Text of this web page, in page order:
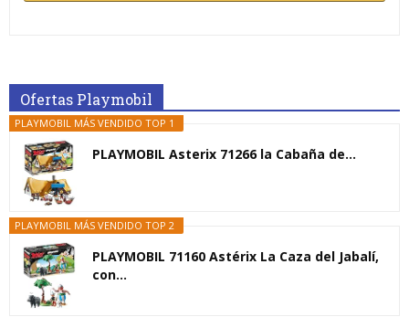
Ofertas Playmobil
PLAYMOBIL MÁS VENDIDO TOP 1
PLAYMOBIL Asterix 71266 la Cabaña de...
PLAYMOBIL MÁS VENDIDO TOP 2
PLAYMOBIL 71160 Astérix La Caza del Jabalí,
con...